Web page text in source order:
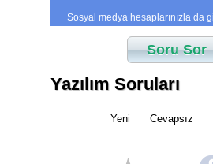
Sosyal medya hesaplarınızla da
Soru Sor
Yazılım Soruları
Yeni Cevapsız